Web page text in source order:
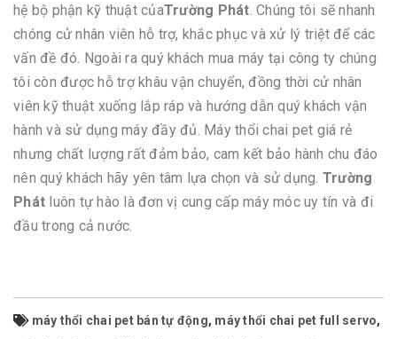
hệ bộ phận kỹ thuật củaTrường Phát. Chúng tôi sẽ nhanh
chóng cử nhân viên hỗ trợ, khắc phục và xử lý triệt để các
vấn đề đó. Ngoài ra quý khách mua máy tại công ty chúng
tôi còn được hỗ trợ khâu vận chuyển, đồng thời cử nhân
viên kỹ thuật xuống lắp ráp và hướng dẫn quý khách vận
hành và sử dụng máy đầy đủ. Máy thổi chai pet giá rẻ
nhưng chất lượng rất đảm bảo, cam kết bảo hành chu đáo
nên quý khách hãy yên tâm lựa chọn và sử dụng. Trường
Phát luôn tự hào là đơn vị cung cấp máy móc uy tín và đi
đầu trong cả nước.
máy thổi chai pet bán tự động, máy thổi chai pet full servo,